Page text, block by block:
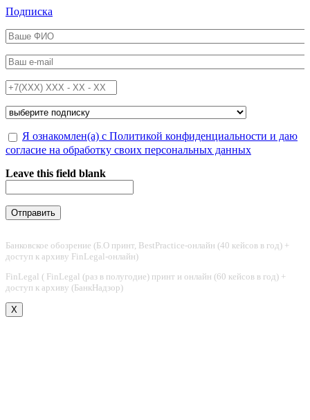
Перейти к основному содержанию
Подписка
ФИО*
Email*
Телефон*
Подписка на*
Обработка персональных данных*
Я ознакомлен(а) с Политикой конфиденциальности и даю
согласие на обработку своих персональных данных
Leave this field blank
Банковское обозрение (Б.О принт, BestPractice-онлайн (40 кейсов в год) +
доступ к архиву FinLegal-онлайн)
FinLegal ( FinLegal (раз в полугодие) принт и онлайн (60 кейсов в год) +
доступ к архиву (БанкНадзор)
X